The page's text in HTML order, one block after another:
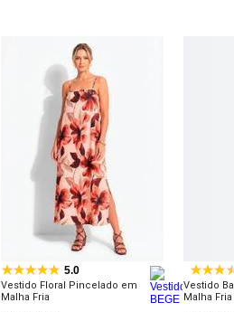
5.0
Vestido Floral Pincelado em
Malha Fria
Vestido
Malha Fria